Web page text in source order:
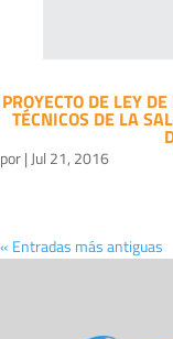
PROYECTO DE LEY
TÉCNICOS DE LA
por|Jul 21, 2016
« Entradas más antiguas